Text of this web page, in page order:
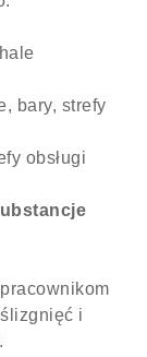
bary, strefy
obsługi
i